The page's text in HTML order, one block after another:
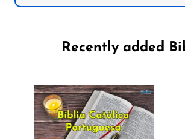
Recently added